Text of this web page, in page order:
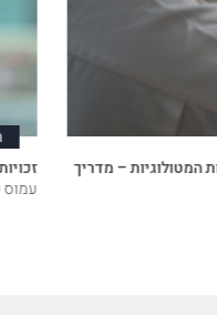
המטולוגיות – מדריך
עמוס